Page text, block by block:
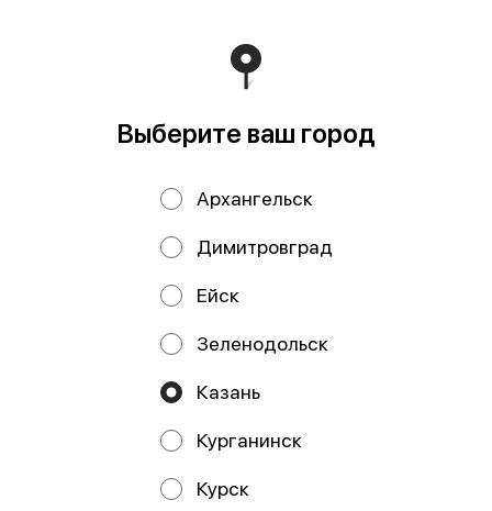
Мы рекомендуем
Перец лимонный
банка
Работает на эффективном ядре
Выберите ваш город
Архангельск
Димитровград
Ейск
Зеленодольск
Казань
Курганинск
Курск